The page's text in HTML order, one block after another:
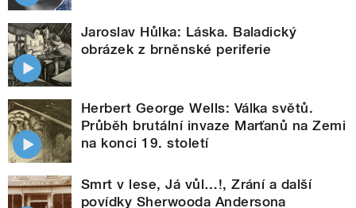
Jaroslav Hůlka: Láska. Baladický
obrázek z brněnské periferie
Herbert George Wells: Válka světů.
Průběh brutální invaze Marťanů na Zemi
na konci 19. století
Smrt v lese, Já vůl…!, Zrání a další
povídky Sherwooda Andersona